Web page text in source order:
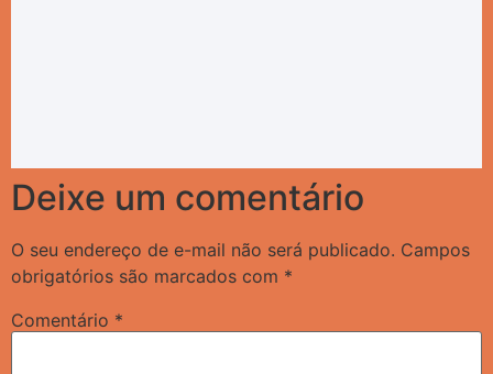
Deixe um comentário
O seu endereço de e-mail não será publicado. Campos
obrigatórios são marcados com *
Comentário *